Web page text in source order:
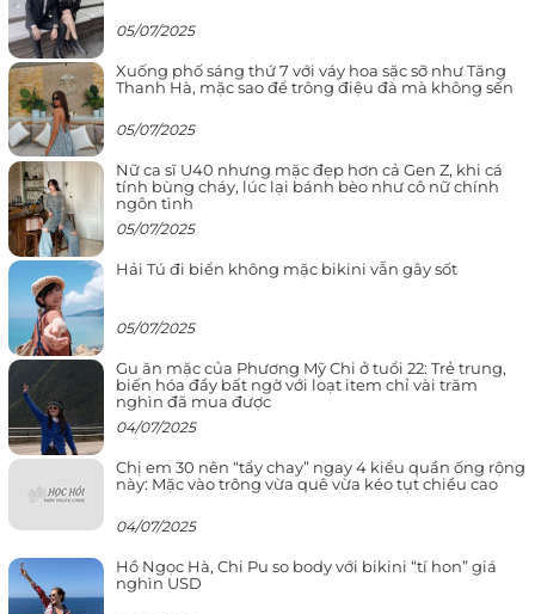
05/07/2025
Xuống phố sáng thứ 7 với váy hoa sặc sỡ như Tăng
Thanh Hà, mặc sao để trông điệu đà mà không sến
05/07/2025
Nữ ca sĩ U40 nhưng mặc đẹp hơn cả Gen Z, khi cá
tính bùng cháy, lúc lại bánh bèo như cô nữ chính
ngôn tình
05/07/2025
Hải Tú đi biển không mặc bikini vẫn gây sốt
05/07/2025
Gu ăn mặc của Phương Mỹ Chi ở tuổi 22: Trẻ trung,
biến hóa đầy bất ngờ với loạt item chỉ vài trăm
nghìn đã mua được
04/07/2025
Chị em 30 nên “tẩy chay” ngay 4 kiểu quần ống rộng
này: Mặc vào trông vừa quê vừa kéo tụt chiều cao
04/07/2025
Hồ Ngọc Hà, Chi Pu so body với bikini “tí hon” giá
nghìn USD